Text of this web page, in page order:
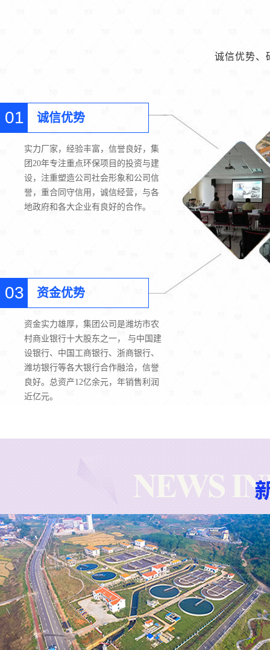
诚信优势、
01 诚信优势
实力厂家，经验丰富，信誉良好，集
团20年专注重点环保项目的投资与建
设，注重塑造公司社会形象和公司信
誉，重合同守信用，诚信经营，与各
地政府和各大企业有良好的合作。
03 资金优势
资金实力雄厚，集团公司是潍坊市农
村商业银行十大股东之一， 与中国建
设银行、中国工商银行、浙商银行、
潍坊银行等各大银行合作融洽，信誉
良好。总资产12亿余元，年销售利润
近亿元。